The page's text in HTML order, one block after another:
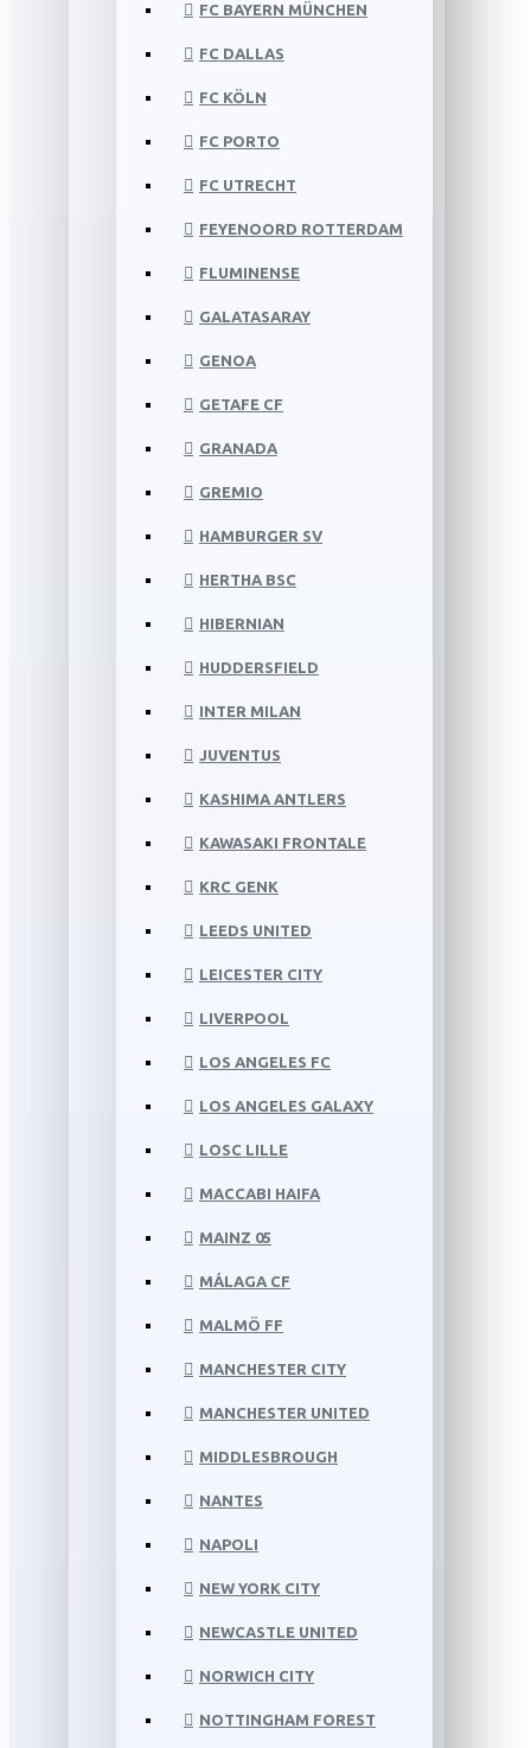
FC BAYERN MÜNCHEN
FC DALLAS
FC KÖLN
FC PORTO
FC UTRECHT
FEYENOORD ROTTERDAM
FLUMINENSE
GALATASARAY
GENOA
GETAFE CF
GRANADA
GREMIO
HAMBURGER SV
HERTHA BSC
HIBERNIAN
HUDDERSFIELD
INTER MILAN
JUVENTUS
KASHIMA ANTLERS
KAWASAKI FRONTALE
KRC GENK
LEEDS UNITED
LEICESTER CITY
LIVERPOOL
LOS ANGELES FC
LOS ANGELES GALAXY
LOSC LILLE
MACCABI HAIFA
MAINZ 05
MÁLAGA CF
MALMÖ FF
MANCHESTER CITY
MANCHESTER UNITED
MIDDLESBROUGH
NANTES
NAPOLI
NEW YORK CITY
NEWCASTLE UNITED
NORWICH CITY
NOTTINGHAM FOREST